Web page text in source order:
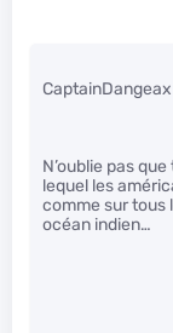
N’oublie pas
lequel les
comme sur tous
océan indien…